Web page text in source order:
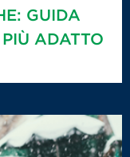
GUIDA
ADATTO